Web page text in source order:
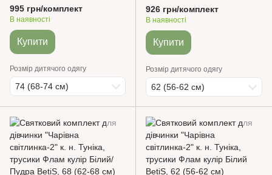
мереживом та шапочка для
дівчинки Lace Молочний
MagBaby
995 грн/комплект
В наявності
Купити
Розмір дитячого одягу
74 (68-74 см)
Інтерлок, фатин Пудра BetiS
926 грн/комплект
В наявності
Купити
Розмір дитячого одягу
62 (56-62 см)